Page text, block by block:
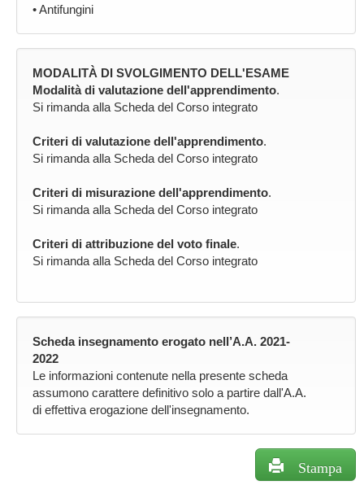
• Antifungini
MODALITÀ DI SVOLGIMENTO DELL'ESAME
Modalità di valutazione dell'apprendimento.
Si rimanda alla Scheda del Corso integrato
Criteri di valutazione dell'apprendimento.
Si rimanda alla Scheda del Corso integrato
Criteri di misurazione dell'apprendimento.
Si rimanda alla Scheda del Corso integrato
Criteri di attribuzione del voto finale.
Si rimanda alla Scheda del Corso integrato
Scheda insegnamento erogato nell’A.A. 2021-
2022
Le informazioni contenute nella presente scheda
assumono carattere definitivo solo a partire dall'A.A.
di effettiva erogazione dell'insegnamento.
Stampa